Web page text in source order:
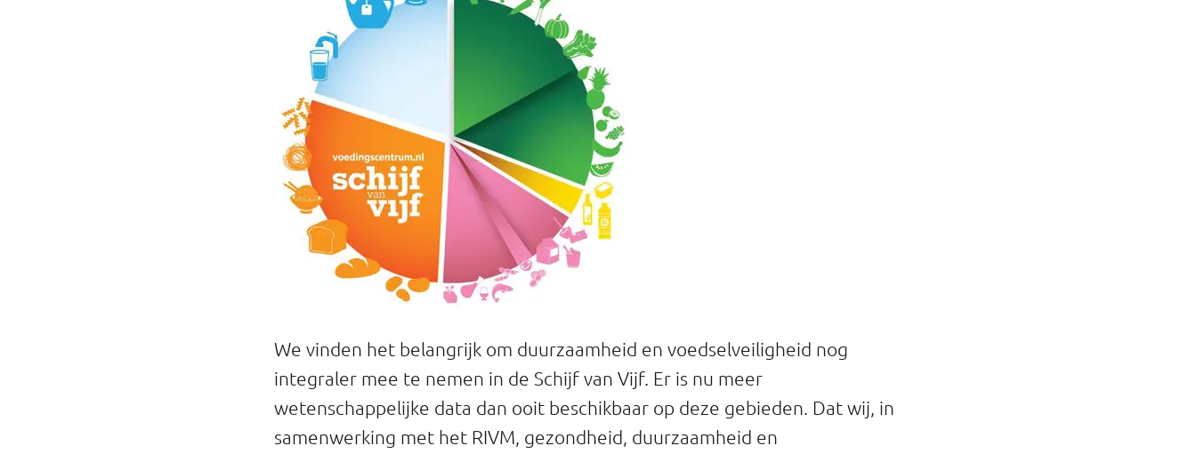
We vinden het belangrijk om duurzaamheid en voedselveiligheid nog
integraler mee te nemen in de Schijf van Vijf. Er is nu meer
wetenschappelijke data dan ooit beschikbaar op deze gebieden. Dat wij, in
samenwerking met het RIVM, gezondheid, duurzaamheid en